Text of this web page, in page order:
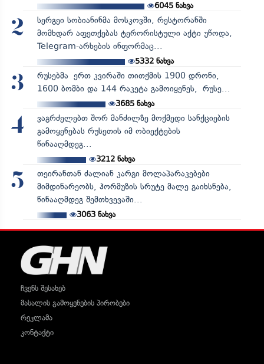
6045 ნახვა
2
სერგეი სობიანინმა მოსკოვში, რესტორანში
მომხდარ აფეთქებას ტერორისტული აქტი უწოდა,
Telegram-არხების ინფორმაც...
5332ნახვა
3
რუსებმა ერთ კვირაში თითქმის 1900 დრონი,
1600 ბომბი და 144 რაკეტა გამოიყენეს, რუსე...
3685ნახვა
4
ვაგრძელებთ შორ მანძილზე მოქმედი სანქციების
გამოყენებას რუსეთის იმ ობიექტების
წინააღმდეგ...
3212ნახვა
5
თეირანთან ძალიან კარგი მოლაპარაკებები
მიმდინარეობს, ჰორმუზის სრუტე მალე გაიხსნება,
წინააღმდეგ შემთხვევაში...
3063ნახვა
ჩვენს შესახებ
მასალის გამოყენების პირობები
რეკლამა
კონტაქტი